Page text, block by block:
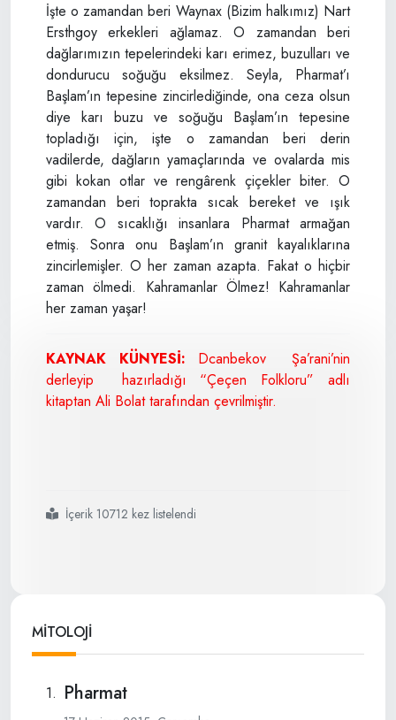
İşte o zamandan beri Waynax (Bizim halkımız) Nart
Ersthgoy erkekleri ağlamaz. O zamandan beri
dağlarımızın tepelerindeki karı erimez, buzulları ve
dondurucu soğuğu eksilmez. Seyla, Pharmat’ı
Başlam’ın tepesine zincirlediğinde, ona ceza olsun
diye karı buzu ve soğuğu Başlam’ın tepesine
topladığı için, işte o zamandan beri derin
vadilerde, dağların yamaçlarında ve ovalarda mis
gibi kokan otlar ve rengârenk çiçekler biter. O
zamandan beri toprakta sıcak bereket ve ışık
vardır. O sıcaklığı insanlara Pharmat armağan
etmiş. Sonra onu Başlam’ın granit kayalıklarına
zincirlemişler. O her zaman azapta. Fakat o hiçbir
zaman ölmedi. Kahramanlar Ölmez! Kahramanlar
her zaman yaşar!
KAYNAK KÜNYESİ: Dcanbekov Şa’rani’nin
derleyip hazırladığı “Çeçen Folkloru” adlı
kitaptan Ali Bolat tarafından çevrilmiştir.
#pharmat
İçerik 10712 kez listelendi
MİTOLOJİ
Pharmat